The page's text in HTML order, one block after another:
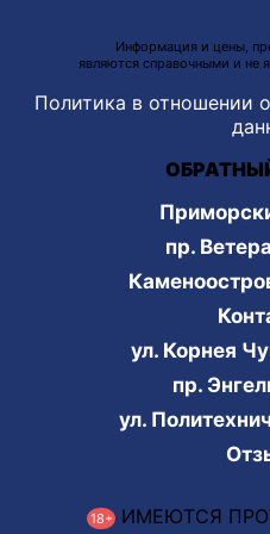
Информация и цены,
являются справочными и не
Политика в отношении
пр.
ул. Корнея
пр.
ул.
18+ИМЕЮТСЯ